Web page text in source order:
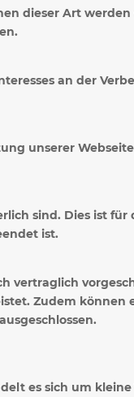
dieser Art werden
an der
unserer
sind. Dies ist für
ist.
vertraglich
Zudem können
es sich um